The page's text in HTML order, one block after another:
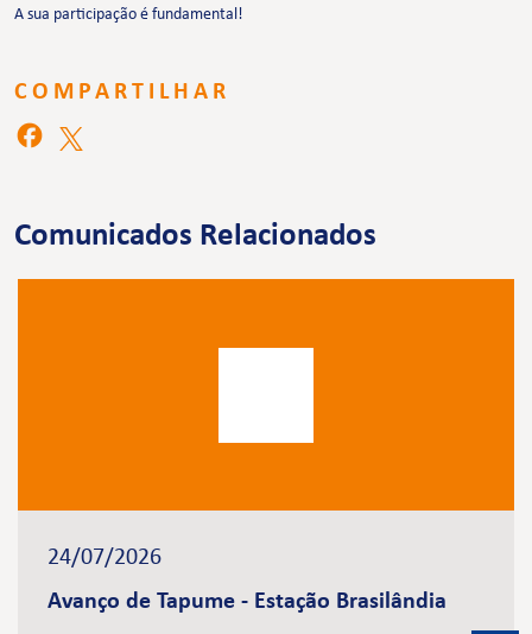
A sua participação é fundamental!
COMPARTILHAR
Comunicados Relacionados
24/07/2026
Avanço de Tapume - Estação Brasilândia